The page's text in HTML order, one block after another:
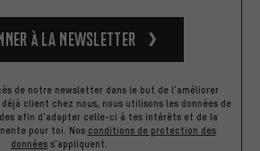
à la newsletter
de notre newsletter dans le but de l'améliorer
client chez nous, nous utilisons les données de
afin d'adapter celle-ci à tes intérêts et de la
pour toi. Nos conditions de protection des
données s'appliquent.